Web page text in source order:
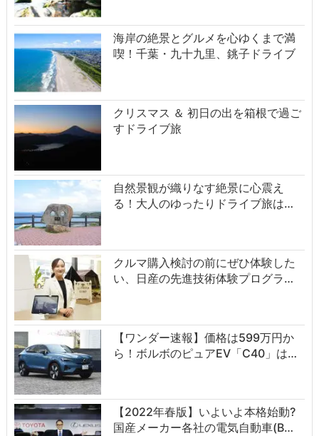
海岸の絶景とグルメを心ゆくまで満
喫！千葉・九十九里、銚子ドライブ
クリスマス ＆ 初日の出を箱根で過ご
すドライブ旅
自然景観が織りなす絶景に心震え
る！大人のゆったりドライブ旅は…
クルマ購入検討の前にぜひ体験した
い、日産の先進技術体験プログラ…
【ワンダー速報】価格は599万円か
ら！ボルボのピュアEV「C40」は…
【2022年春版】いよいよ本格始動?
国産メーカー各社の電気自動車(B…